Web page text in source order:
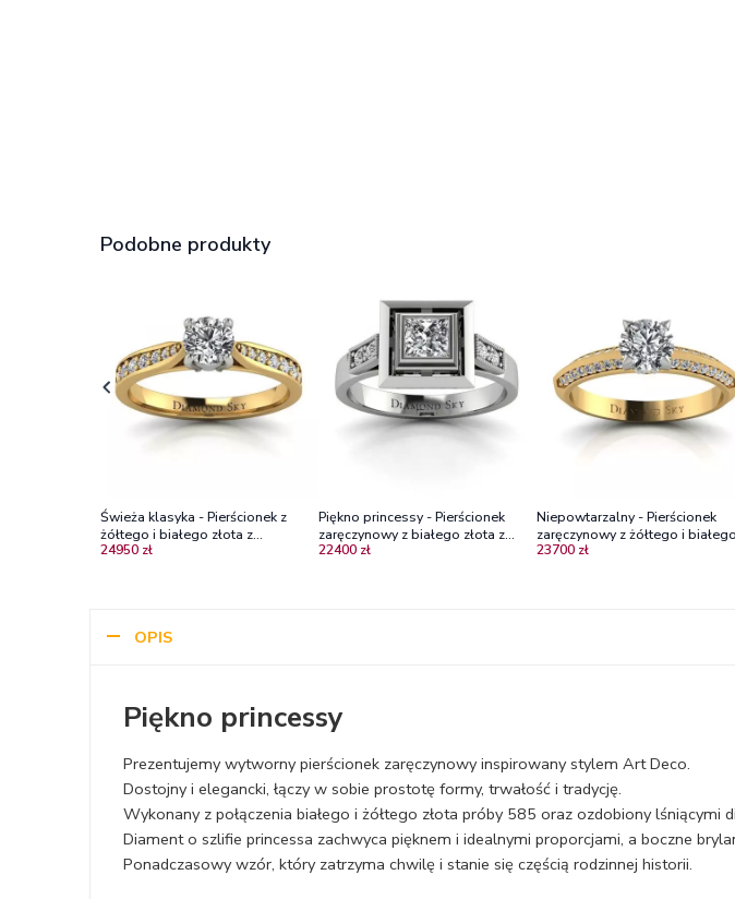
Podobne produkty
Świeża klasyka - Pierścionek z
żółtego i białego złota z
diamentami
24950 zł
Piękno princessy - Pierścionek
zaręczynowy z białego złota z
diamentem o szlifie princessa i
22400 zł
Niepowtarzalny - Pierścionek
zaręczynowy z żółtego i białego
złota z diamentami
23700 zł
OPIS
Piękno princessy
Prezentujemy wytworny pierścionek zaręczynowy inspirowany stylem Art Deco.
Dostojny i elegancki, łączy w sobie prostotę formy, trwałość i tradycję.
Wykonany z połączenia białego i żółtego złota próby 585 oraz ozdobiony lśniącymi
Diament o szlifie princessa zachwyca pięknem i idealnymi proporcjami, a boczne
Ponadczasowy wzór, który zatrzyma chwilę i stanie się częścią rodzinnej historii.